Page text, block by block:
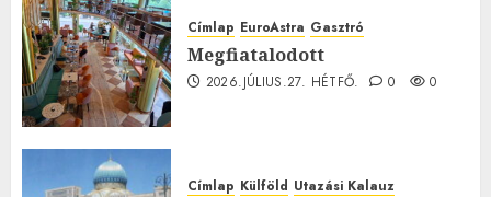
Címlap EuroAstra Gasztró
Megfiatalodott
2026.JÚLIUS.27. HÉTFŐ. 0 0
Címlap Külföld Utazási Kalauz